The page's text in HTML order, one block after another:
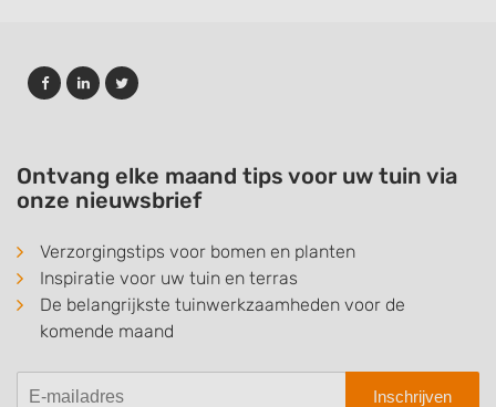
Ontvang elke maand tips voor uw tuin via
onze nieuwsbrief
Verzorgingstips voor bomen en planten
Inspiratie voor uw tuin en terras
De belangrijkste tuinwerkzaamheden voor de
komende maand
Inschrijven